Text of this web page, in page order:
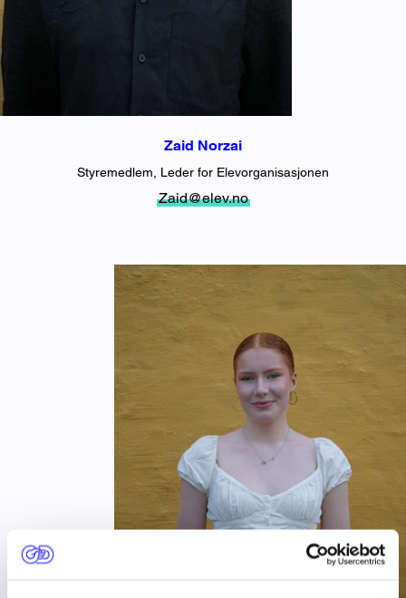
Zaid Norzai
Styremedlem, Leder for Elevorganisasjonen
Zaid@elev.no